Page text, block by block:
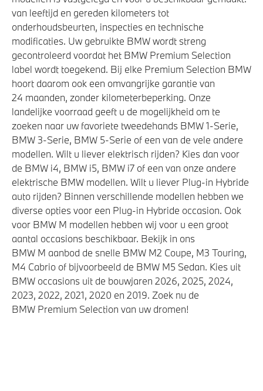
van leeftijd en gereden kilometers tot
onderhoudsbeurten, inspecties en technische
modificaties. Uw gebruikte BMW wordt streng
gecontroleerd voordat het BMW Premium Selection
label wordt toegekend. Bij elke Premium Selection BMW
hoort daarom ook een omvangrijke garantie van
24 maanden, zonder kilometerbeperking. Onze
landelijke voorraad geeft u de mogelijkheid om te
zoeken naar uw favoriete tweedehands BMW 1-Serie,
BMW 3-Serie, BMW 5-Serie of een van de vele andere
modellen. Wilt u liever elektrisch rijden? Kies dan voor
de BMW i4, BMW i5, BMW i7 of een van onze andere
elektrische BMW modellen. Wilt u liever Plug-in Hybride
auto rijden? Binnen verschillende modellen hebben we
diverse opties voor een Plug-in Hybride occasion. Ook
voor BMW M modellen hebben wij voor u een groot
aantal occasions beschikbaar. Bekijk in ons
BMW M aanbod de snelle BMW M2 Coupe, M3 Touring,
M4 Cabrio of bijvoorbeeld de BMW M5 Sedan. Kies uit
BMW occasions uit de bouwjaren 2026, 2025, 2024,
2023, 2022, 2021, 2020 en 2019. Zoek nu de
BMW Premium Selection van uw dromen!